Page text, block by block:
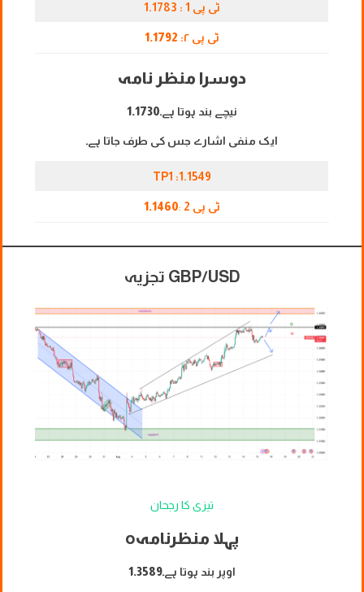
ٹی پی 1 : 1.1783
ٹی پی ۲: 1.1792
دوسرا منظر نامہ
نیچے بند ہوتا ہے۔1.1730
ایک منفی اشارے جس کی طرف جاتا ہے۔
TP1 :1.1549
ٹی پی 2 :
1.1460
GBP/USD تجزیہ
تیزی کا رجحان
پہلا منظرنامہo
اوپر بند ہوتا ہے۔1.3589